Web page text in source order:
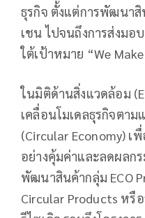
ธุรกิจ ตั้งแต่การพัฒนา
เชน ไปจนถึงการส่งม
ใต้เป้าหมาย “We
ในมิติด้านสิ่งแวดล้อม
เคลื่อนโมเดลธุรกิจตา
(Circular Economy) เ
อย่างคุ้มค่าและลดผลก
พัฒนาสินค้ากลุ่ม ECO
Circular Products หรื